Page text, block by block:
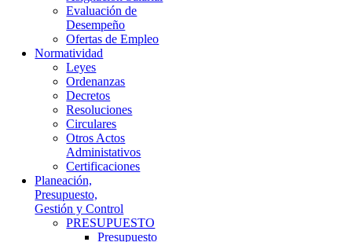
Evaluación de
Desempeño
Ofertas de Empleo
Normatividad
Leyes
Ordenanzas
Decretos
Resoluciones
Circulares
Otros Actos
Administativos
Certificaciones
Planeación,
Presupuesto,
Gestión y Control
PRESUPUESTO
Presupuesto